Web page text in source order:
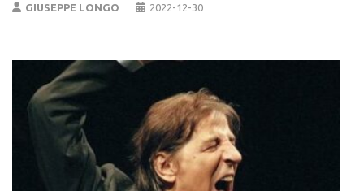
GIUSEPPE LONGO 2022-12-30